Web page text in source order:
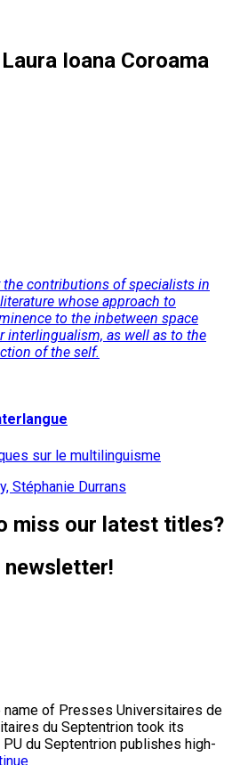
Laura Ioana Coroama
contributions of specialists in
whose approach to
to the inbetween space
interlingualism, as well as to the
of the self.
sur le multilinguisme
Stéphanie Durrans
miss our latest titles?
newsletter!
name of Presses Universitaires de
du Septentrion took its
du Septentrion publishes high-